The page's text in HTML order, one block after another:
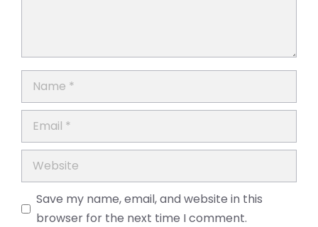
Name
Email
Website
Save my name, email, and website in this
browser for the next time I comment.